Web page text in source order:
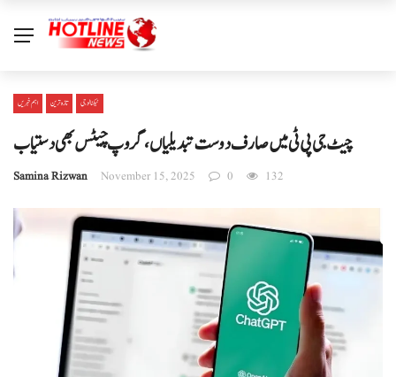
اہم خبریں تازہ ترین ٹیکنالوجی
چیٹ جی پی ٹی میں صارف دوست تبدیلیاں، گروپ چیٹس بھی دستیاب
Samina Rizwan November 15, 2025 0 132